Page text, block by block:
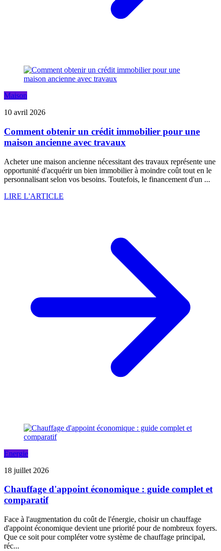
Maison
10 avril 2026
Comment obtenir un crédit immobilier pour une
maison ancienne avec travaux
Acheter une maison ancienne nécessitant des travaux représente une
opportunité d'acquérir un bien immobilier à moindre coût tout en le
personnalisant selon vos besoins. Toutefois, le financement d'un ...
LIRE L'ARTICLE
Energie
18 juillet 2026
Chauffage d'appoint économique : guide complet et
comparatif
Face à l'augmentation du coût de l'énergie, choisir un chauffage
d'appoint économique devient une priorité pour de nombreux foyers.
Que ce soit pour compléter votre système de chauffage principal,
réc...